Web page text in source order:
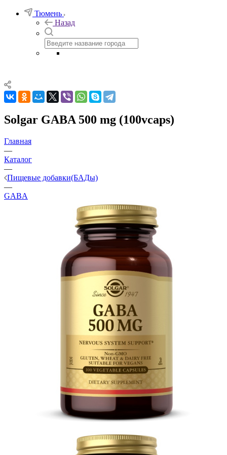
Тюмень
Назад
Solgar GABA 500 mg (100vcaps)
Главная
—
Каталог
—
Пищевые добавки(БАДы)
—
GABA